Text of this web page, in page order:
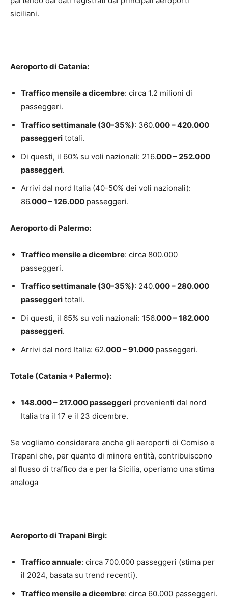
siciliani.
Aeroporto di Catania:
Traffico mensile a dicembre: circa 1.2 milioni di
passeggeri.
Traffico settimanale (30-35%): 360.000 – 420.000
passeggeri totali.
Di questi, il 60% su voli nazionali: 216.000 – 252.000
passeggeri.
Arrivi dal nord Italia (40-50% dei voli nazionali):
86.000 – 126.000 passeggeri.
Aeroporto di Palermo:
Traffico mensile a dicembre: circa 800.000
passeggeri.
Traffico settimanale (30-35%): 240.000 – 280.000
passeggeri totali.
Di questi, il 65% su voli nazionali: 156.000 – 182.000
passeggeri.
Arrivi dal nord Italia: 62.000 – 91.000 passeggeri.
Totale (Catania + Palermo):
148.000 – 217.000 passeggeri provenienti dal nord
Italia tra il 17 e il 23 dicembre.
Se vogliamo considerare anche gli aeroporti di Comiso e
Trapani che, per quanto di minore entità, contribuiscono
al flusso di traffico da e per la Sicilia, operiamo una stima
analoga
Aeroporto diTrapani Birgi:
Traffico annuale: circa 700.000 passeggeri (stima per
il 2024, basata su trend recenti).
Traffico mensile a dicembre: circa 60.000 passeggeri.